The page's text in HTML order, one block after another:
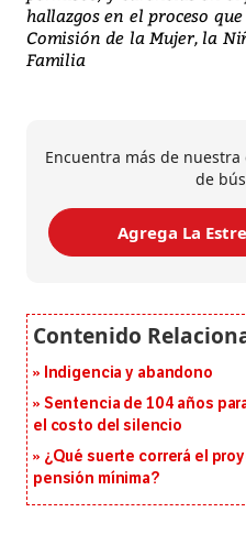
hallazgos en el proceso
Comisión de la Mujer, la
Familia
Encuentra más de
de
Agrega La
Indigencia y abandono
Sentencia de 104 años
el costo del silencio
¿Qué suerte correrá el
pensión mínima?